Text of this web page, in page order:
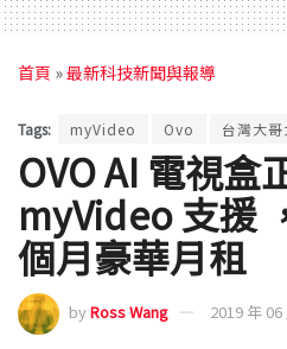
首頁 »最新科技新聞與報導
Tags: myVideo Ovo 台灣大哥
OVO AI 電視盒
myVideo 支援
個月豪華月租
byRoss Wang 2019 年 06